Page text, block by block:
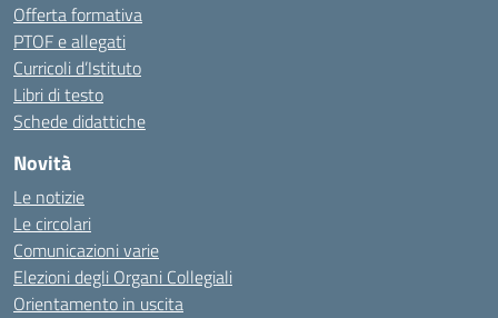
Offerta formativa
PTOF e allegati
Curricoli d’Istituto
Libri di testo
Schede didattiche
Novità
Le notizie
Le circolari
Comunicazioni varie
Elezioni degli Organi Collegiali
Orientamento in uscita